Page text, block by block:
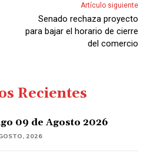
Artículo siguiente
Senado rechaza proyecto
para bajar el horario de cierre
del comercio
Recientes
09 de Agosto 2026
2026